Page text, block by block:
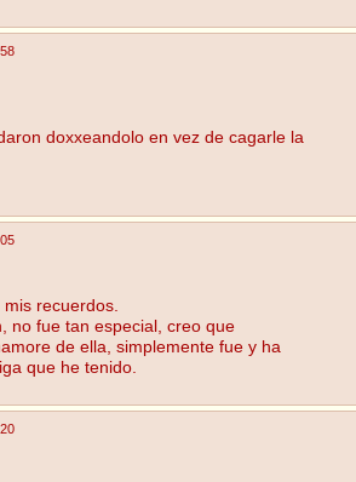
doxxeandolo en vez de cagarle la
recuerdos.
no fue tan especial, creo que
de ella, simplemente fue y ha
que he tenido.